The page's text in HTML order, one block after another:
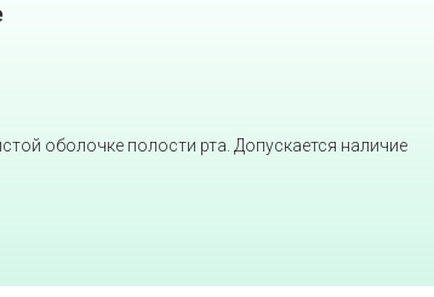
оболочке полости рта. Допускается наличие